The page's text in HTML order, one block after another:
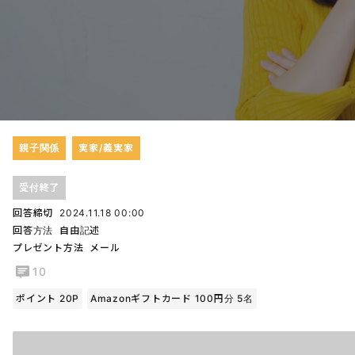
親子関係 実家/義実家
受付終了
回答締切
2024.11.18 00:00
回答方法
自由記述
プレゼント方法
メール
10
ポイント 20P Amazonギフトカード 100円分 5名